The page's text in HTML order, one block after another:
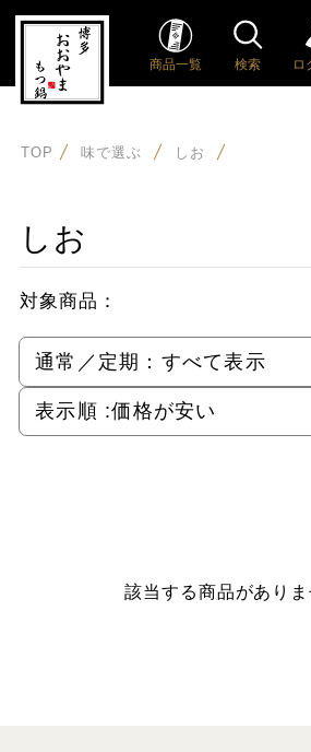
商品一覧 検索 ロ
TOP 味で選ぶ しお
しお
対象商品：
通常／定期： すべて表示
表示順 :価格が安い
該当する商品がありま